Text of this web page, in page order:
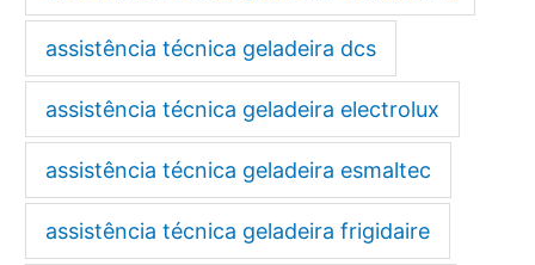
assistência técnica geladeira dcs
assistência técnica geladeira electrolux
assistência técnica geladeira esmaltec
assistência técnica geladeira frigidaire